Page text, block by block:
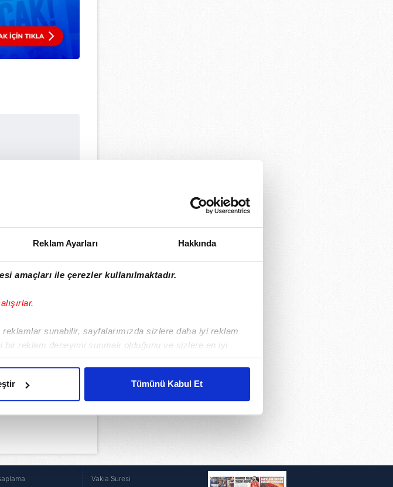
Reklam Ayarları Hakkında
amaçları ile çerezler kullanılmaktadır.
sunabilir, sayfalarımızda sizlere daha iyi reklam
bir reklam deneyimi sunmak olduğunu ve sizlere en iyi
ve bu noktada, reklamların maliyetlerimizi karşılamak
kullanıcılara hedefli reklamlar gösterilmeyecektir."
kılınması ve kişiselleştirilmesi ve sizlere yönelik
Tümünü Kabul Et
Vakıa Suresi